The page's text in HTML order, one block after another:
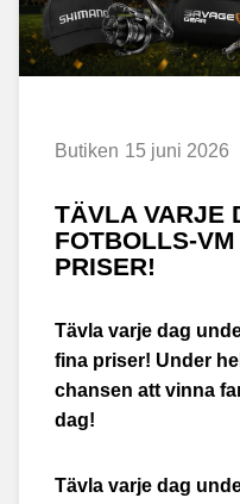
Butiken 15 juni 2026
​TÄVLA VARJE
FOTBOLLS-
PRISER!
Tävla varje dag
fina priser! Under
chansen att vinna
dag!
Tävla varje dag